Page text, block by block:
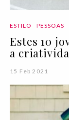
ESTILO PESSOAS
Estes 10
a
15 Feb 2021